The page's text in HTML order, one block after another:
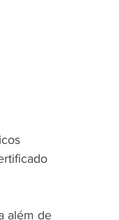
além de